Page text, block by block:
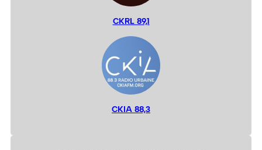
CKRL 89,1
CKIA 88,3